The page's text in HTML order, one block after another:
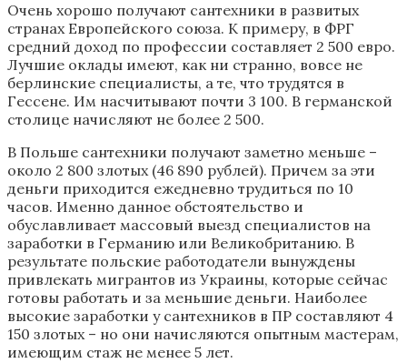
Очень хорошо получают сантехники в развитых
странах Европейского союза. К примеру, в ФРГ
средний доход по профессии составляет 2 500 евро.
Лучшие оклады имеют, как ни странно, вовсе не
берлинские специалисты, а те, что трудятся в
Гессене. Им насчитывают почти 3 100. В германской
столице начисляют не более 2 500.
В Польше сантехники получают заметно меньше –
около 2 800 злотых (46 890 рублей). Причем за эти
деньги приходится ежедневно трудиться по 10
часов. Именно данное обстоятельство и
обуславливает массовый выезд специалистов на
заработки в Германию или Великобританию. В
результате польские работодатели вынуждены
привлекать мигрантов из Украины, которые сейчас
готовы работать и за меньшие деньги. Наиболее
высокие заработки у сантехников в ПР составляют 4
150 злотых – но они начисляются опытным мастерам,
имеющим стаж не менее 5 лет.